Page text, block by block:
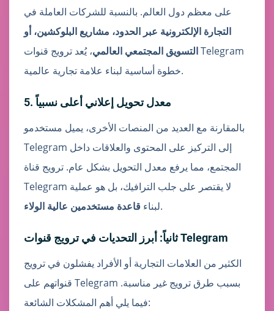
على معظم دول العالم. بالنسبة للشركات العاملة في
التجارة الإلكترونية عبر الحدود، مشاريع البلوكشين، أو
التسويق المجتمعي العالمي، يُعد ترويج قنوات Telegram
خطوة أساسية لبناء علامة تجارية عالمية.
5. معدل تحويل إعلاني أعلى نسبياً
بالمقارنة مع العديد من المنصات الأخرى، يميل مستخدمو
Telegram إلى التركيز على المحتوى والعلاقات داخل
المجتمع، مما يرفع معدل التحويل بشكل عام. ترويج قناة
Telegram لا يقتصر على جلب الترافيك، بل هو عملية
لبناء قاعدة مستخدمين عالية الولاء .
ثانياً: أبرز التحديات في ترويج قنوات Telegram
الكثير من العلامات التجارية أو الأفراد يفشلون في ترويج
قنواتهم على Telegram بسبب طرق ترويج غير مناسبة.
فيما يلي أهم المشكلات الشائعة: